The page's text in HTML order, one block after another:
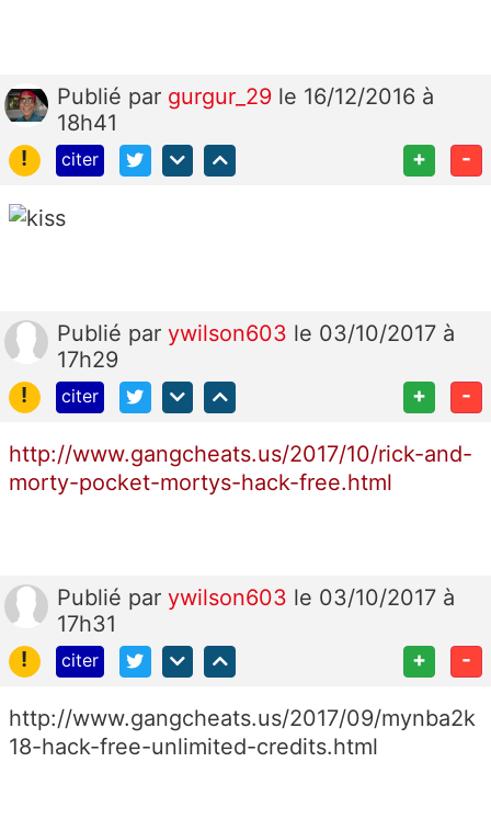
Publié par gurgur_29 le 16/12/2016 à
18h41
!
citer + -
Publié par ywilson603 le 03/10/2017 à
17h29
!
citer + -
http://www.gangcheats.us/2017/10/rick-and-
morty-pocket-mortys-hack-free.html
Publié par ywilson603 le 03/10/2017 à
17h31
!
citer + -
http://www.gangcheats.us/2017/09/mynba2k
18-hack-free-unlimited-credits.html